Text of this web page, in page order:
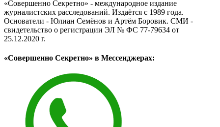
«Совершенно Секретно» - международное издание
журналистских расследований. Издаётся с 1989 года.
Основатели - Юлиан Семёнов и Артём Боровик. CМИ -
свидетельство о регистрации ЭЛ № ФС 77-79634 от
25.12.2020 г.
«Совершенно Секретно» в Мессенджерах: